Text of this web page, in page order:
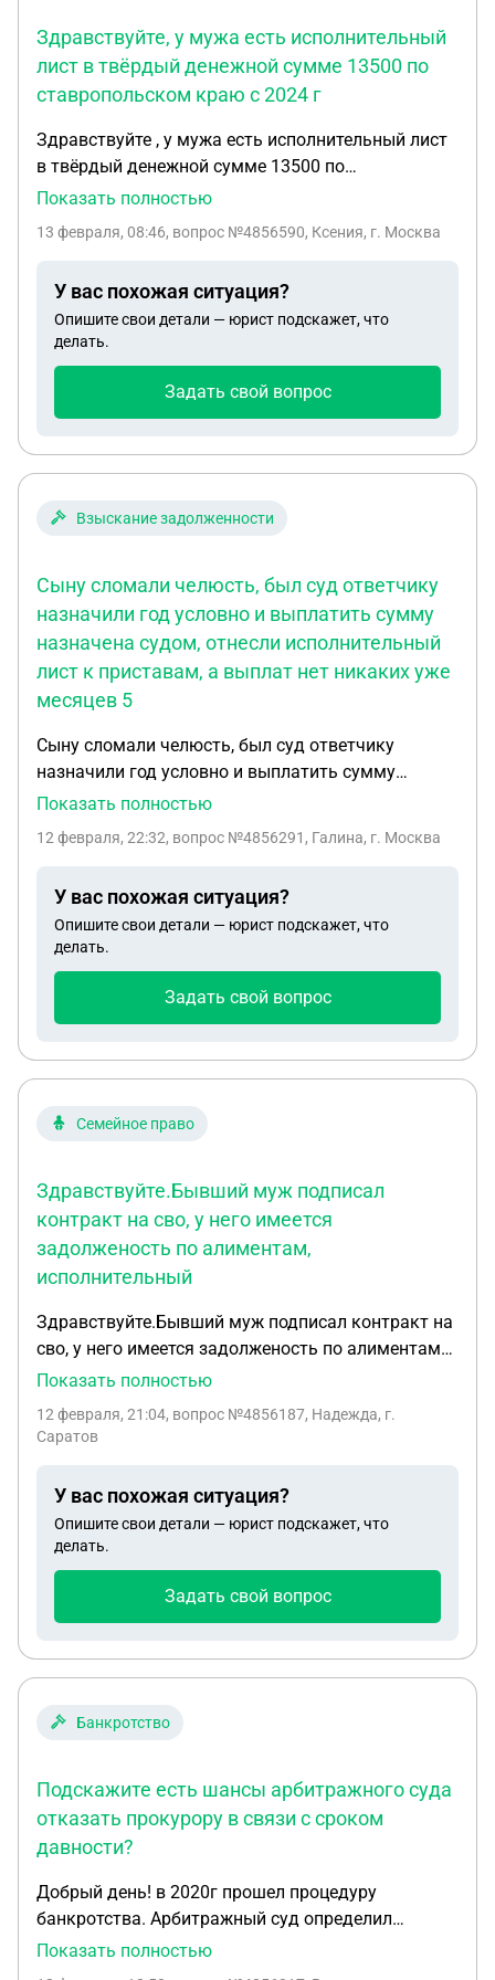
Здравствуйте, у мужа есть исполнительный
лист в твёрдый денежной сумме 13500 по
ставропольском краю с 2024 г
Здравствуйте , у мужа есть исполнительный лист
в твёрдый денежной сумме 13500 по
ставропольском краю с 2024 г спустя все это
область и отдала исполнительный лист
на сумму 16500 На данный момент у нас есть
новорождённый ребёнок, мы состоим в браке Его
официальная зарплата 45 т р Как нам поступить
меняет место работы у него испытательный срок
Показать полностью
13 февраля, 08:46, вопрос №4856590, Ксения, г. Москва
У вас похожая ситуация?
Опишите свои детали — юрист подскажет, что
делать.
Задать свой вопрос
Взыскание задолженности
Сыну сломали челюсть, был суд ответчику
назначили год условно и выплатить сумму
назначена судом, отнесли исполнительный
лист к приставам, а выплат нет никаких уже
месяцев 5
Сыну сломали челюсть, был суд ответчику
назначили год условно и выплатить сумму
назначена судом, отнесли исполнительный лист к
Что делать? Приставы отвечают одно и тоже
ничего не будет
Показать полностью
12 февраля, 22:32, вопрос №4856291, Галина, г. Москва
У вас похожая ситуация?
Опишите свои детали — юрист подскажет, что
делать.
Задать свой вопрос
Семейное право
Здравствуйте.Бывший муж подписал
контракт на сво, у него имеется
задолженость по алиментам,
исполнительный
Здравствуйте.Бывший муж подписал контракт на
сво, у него имеется задолженость по алиментам
,исполнительный лист у пристава.Бывшему была
и ушёл на сво.Вопрос:Как дальше будут
контракта?
Показать полностью
12 февраля, 21:04, вопрос №4856187, Надежда, г.
Саратов
У вас похожая ситуация?
Опишите свои детали — юрист подскажет, что
делать.
Задать свой вопрос
Банкротство
Подскажите есть шансы арбитражного суда
отказать прокурору в связи с сроком
давности?
Добрый день! в 2020г прошел процедуру
банкротства. Арбитражный суд определил
завершить процедуру реализации имущества,
Показать полностью